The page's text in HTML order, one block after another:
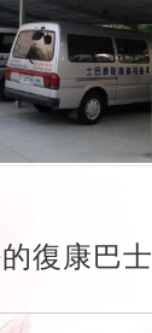
復康巴士